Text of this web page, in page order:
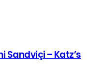
Sandviçi – Katz’s